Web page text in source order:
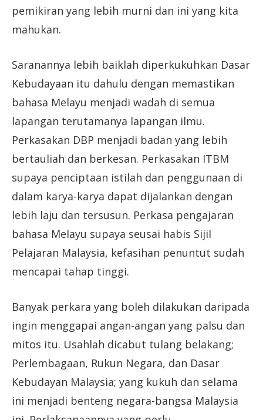
pemikiran yang lebih murni dan ini yang kita
mahukan.
Saranannya lebih baiklah diperkukuhkan Dasar
Kebudayaan itu dahulu dengan memastikan
bahasa Melayu menjadi wadah di semua
lapangan terutamanya lapangan ilmu.
Perkasakan DBP menjadi badan yang lebih
bertauliah dan berkesan. Perkasakan ITBM
supaya penciptaan istilah dan penggunaan di
dalam karya-karya dapat dijalankan dengan
lebih laju dan tersusun. Perkasa pengajaran
bahasa Melayu supaya seusai habis Sijil
Pelajaran Malaysia, kefasihan penuntut sudah
mencapai tahap tinggi.
Banyak perkara yang boleh dilakukan daripada
ingin menggapai angan-angan yang palsu dan
mitos itu. Usahlah dicabut tulang belakang;
Perlembagaan, Rukun Negara, dan Dasar
Kebudayan Malaysia; yang kukuh dan selama
ini menjadi benteng negara-bangsa Malaysia